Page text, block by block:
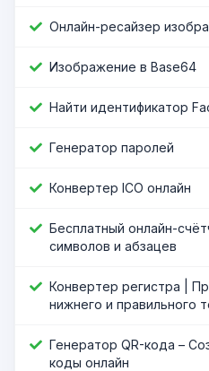
Онлайн-ресайзер
Изображение в Base64
Найти идентификатор
Генератор паролей
Конвертер ICO онлайн
Бесплатный онлайн-
символов и абзацев
Конвертер регистра |
нижнего и правильного
Генератор QR-кода –
коды онлайн